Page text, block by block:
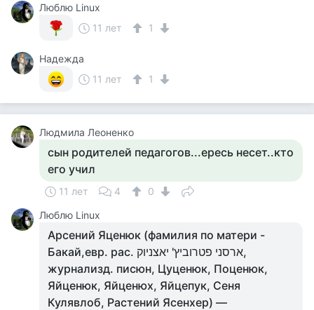
Люблю Linux
11 лет
1
Надежда
11 лет
1
Людмила Леоненко
сын родителей педагогов...ересь несет..кто
его учил
11 лет 4
0
Люблю Linux
Арсений Яценюк (фамилия по матери -
Бакай,евр. рас. ארסני פטרוביץ' יאצניוק,
журнализд. писюн, Цуценюк, Поценюк,
Яйценюк, Яйценюх, Яйцепук, Сеня
Кулявлоб, Растений Ясенхер) —